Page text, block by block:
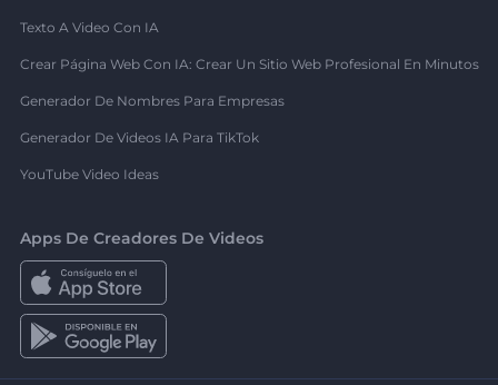
Texto A Video Con IA
Crear Página Web Con IA: Crear Un Sitio Web Profesional En Minutos
Generador De Nombres Para Empresas
Generador De Videos IA Para TikTok
YouTube Video Ideas
Apps De Creadores De Videos